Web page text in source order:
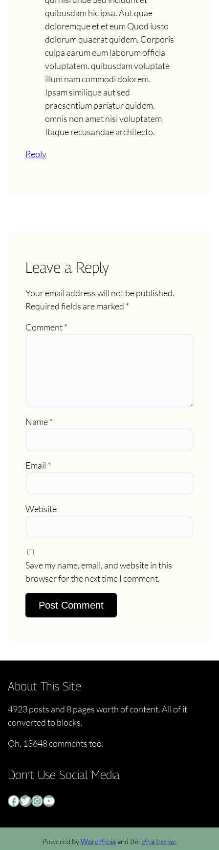
quibusdam hic ipsa. Aut quae
doloremque et et eum Quod iusto
dolorum quaerat quidem. Corporis
culpa earum eum laborum officia
voluptatem. quibusdam voluptate
illum nam commodi dolorem.
Ipsam similique aut sed
praesentium pariatur quidem.
omnis non amet nisi voluptatem
Itaque recusandae architecto.
Reply
Leave a Reply
Your email address will not be published.
Required fields are marked *
Comment*
Name*
Email *
Website
Save my name, email, and website in this
browser for the next time I comment.
About This Site
4923 posts and 8 pages worth of content. All of it
converted to blocks.
Oh, 13648 comments too.
Don’t Use Social Media
Facebook Twitter InstagramYouTube
Powered byWordPressand the Pria theme.